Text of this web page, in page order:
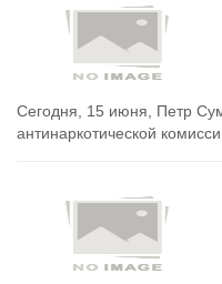
Сегодня, 15 июня, Петр
антинаркотической